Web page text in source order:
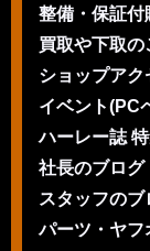
整備・保証付
買取や下取の
ショップアク
イベント(PC
ハーレー誌
社長のブログ
スタッフのブ
パーツ・ヤフ